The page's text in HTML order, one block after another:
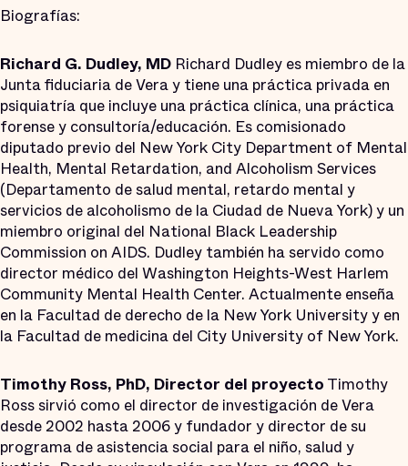
Biografías:
Richard G. Dudley, MD Richard Dudley es miembro de la
Junta fiduciaria de Vera y tiene una práctica privada en
psiquiatría que incluye una práctica clínica, una práctica
forense y consultoría/educación. Es comisionado
diputado previo del New York City Department of Mental
Health, Mental Retardation, and Alcoholism Services
(Departamento de salud mental, retardo mental y
servicios de alcoholismo de la Ciudad de Nueva York) y un
miembro original del National Black Leadership
Commission on AIDS. Dudley también ha servido como
director médico del Washington Heights-West Harlem
Community Mental Health Center. Actualmente enseña
en la Facultad de derecho de la New York University y en
la Facultad de medicina del City University of New York.
Timothy Ross, PhD, Director del proyecto Timothy
Ross sirvió como el director de investigación de Vera
desde 2002 hasta 2006 y fundador y director de su
programa de asistencia social para el niño, salud y